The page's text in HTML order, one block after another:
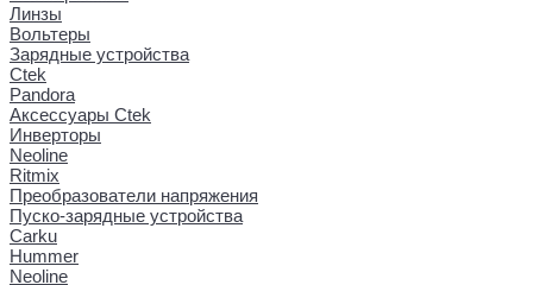
Линзы
Вольтеры
Зарядные устройства
Ctek
Pandora
Аксессуары Ctek
Инверторы
Neoline
Ritmix
Преобразователи напряжения
Пуско-зарядные устройства
Carku
Hummer
Neoline